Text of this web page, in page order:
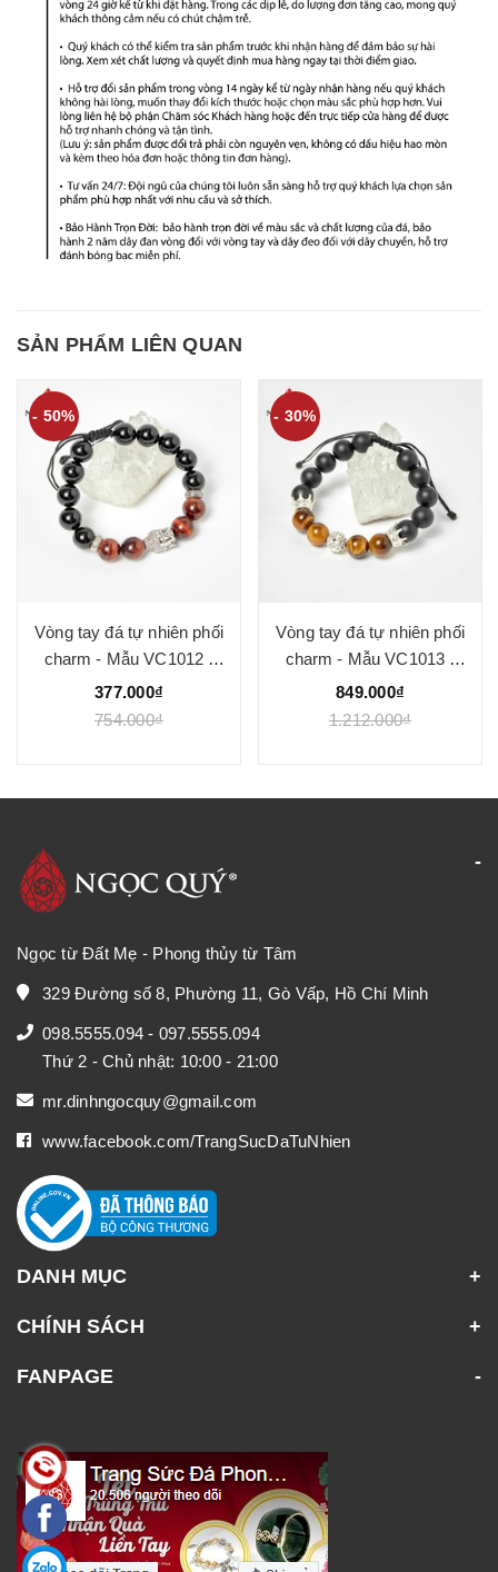
SẢN PHẨM LIÊN QUAN
- 50%
Vòng tay đá tự nhiên phối
charm - Mẫu VC1012 -
Ngọc Quý
377.000₫
754.000₫
- 30%
Vòng tay đá tự nhiên phối
charm - Mẫu VC1013 -
Ngọc Quý
849.000₫
1.212.000₫
Ngọc từ Đất Mẹ - Phong thủy từ Tâm
329 Đường số 8, Phường 11, Gò Vấp, Hồ Chí Minh
098.5555.094 - 097.5555.094
Thứ 2 - Chủ nhật: 10:00 - 21:00
mr.dinhngocquy@gmail.com
www.facebook.com/TrangSucDaTuNhien
DANH MỤC
CHÍNH SÁCH
FANPAGE